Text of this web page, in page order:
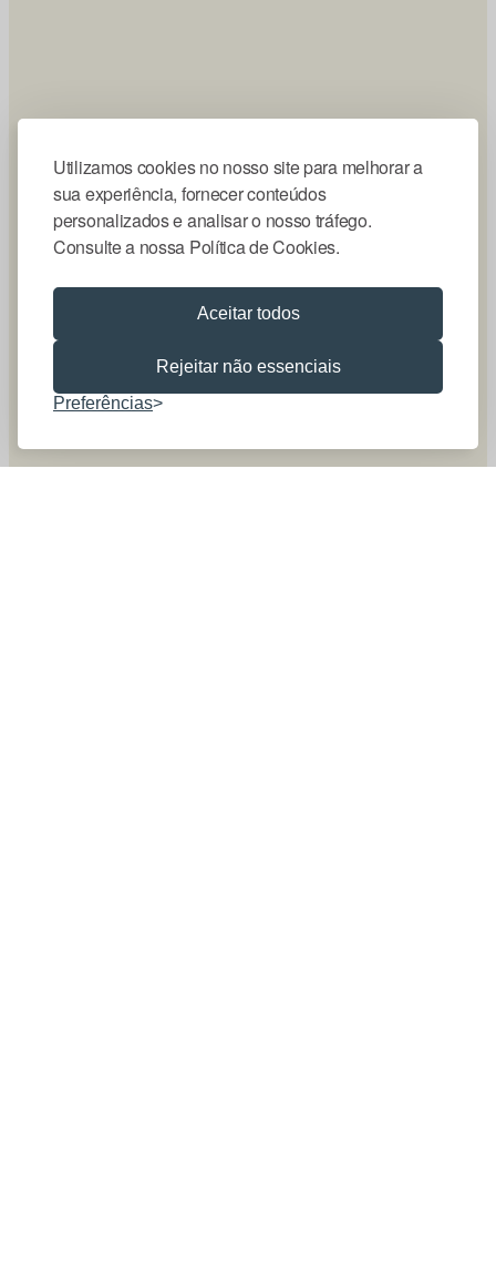
Utilizamos cookies no nosso site para melhorar a
sua experiência, fornecer conteúdos
personalizados e analisar o nosso tráfego.
Consulte a nossa Política de Cookies.
Aceitar todos
Rejeitar não essenciais
Preferências